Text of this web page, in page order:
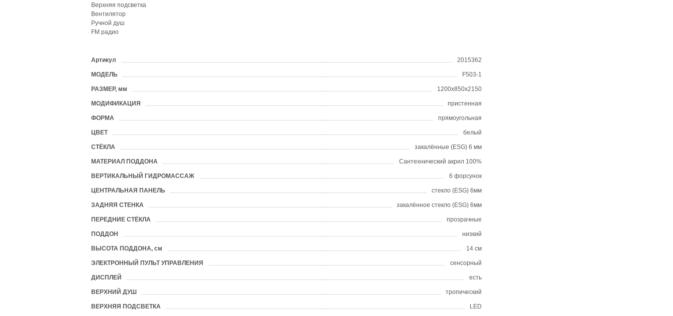
Верхняя подсветка
Вентилятор
Ручной душ
FM радио
Артикул 2015362
МОДЕЛЬ F503-1
РАЗМЕР, мм 1200х850х2150
МОДИФИКАЦИЯ пристенная
ФОРМА прямоугольная
ЦВЕТ белый
СТЁКЛА закалённые (ESG) 6 мм
МАТЕРИАЛ ПОДДОНА Сантехнический акрил 100%
ВЕРТИКАЛЬНЫЙ ГИДРОМАССАЖ 6 форсунок
ЦЕНТРАЛЬНАЯ ПАНЕЛЬ стекло (ESG) 6мм
ЗАДНЯЯ СТЕНКА закалённое стекло (ESG) 6мм
ПЕРЕДНИЕ СТЁКЛА прозрачные
ПОДДОН низкий
ВЫСОТА ПОДДОНА, см 14 см
ЭЛЕКТРОННЫЙ ПУЛЬТ УПРАВЛЕНИЯ сенсорный
ДИСПЛЕЙ есть
ВЕРХНИЙ ДУШ тропический
ВЕРХНЯЯ ПОДСВЕТКА LED